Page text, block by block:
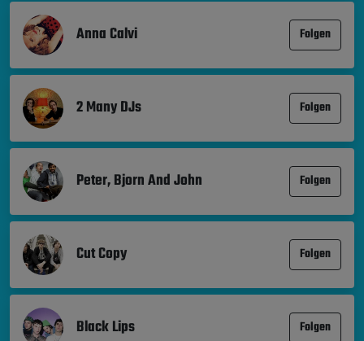
Anna Calvi Folgen
2 Many DJs Folgen
Peter, Bjorn And John Folgen
Cut Copy Folgen
Black Lips Folgen